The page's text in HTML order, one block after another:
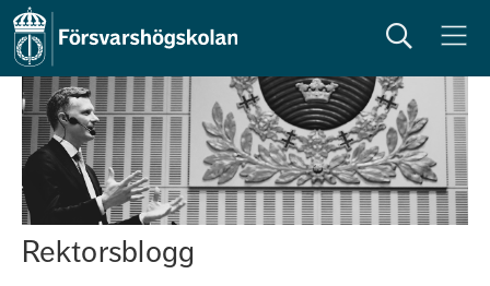
Sök Meny
Rektorsblogg